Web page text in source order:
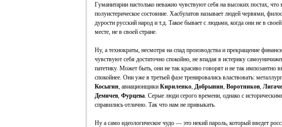
Гуманитарии настолько неважно чувствуют себя на высоких постах, что
полуистерическое состояние. Хасбулатов называет людей червями,
дурости русский народ и т.д. Такое бывает с людьми, когда они не в
месте, не в своей стране.
Ну, а технократы, несмотря на спад производства и прекращение
чувствуют себя достаточно спокойно, не впадая в истерику
патетику. Может быть, они не так красиво говорят и не так импозантно
спокойнее. Они уже в третьей фазе тренировались властвовать: металлург
Косыгин, авиационщики Кириленко, Добрынин, Воротников,
Демичев, Фурцева. Серые люди серого времени, однако с
справились отлично. Так что нам не привыкать.
Ну а само идеологическое чудо — это некий пароль, который введет